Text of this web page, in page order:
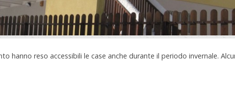
hanno reso accessibili le case anche durante il periodo invernale.